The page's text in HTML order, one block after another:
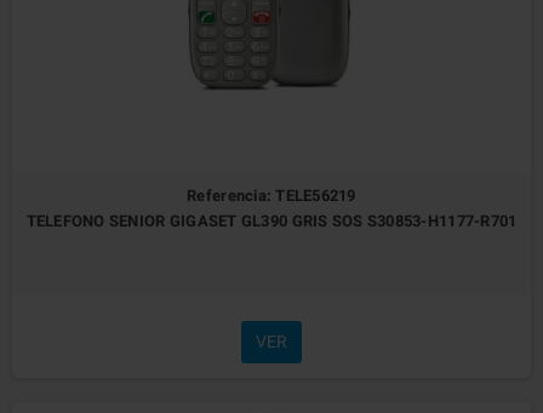
Referencia: TELE56219
TELEFONO SENIOR GIGASET GL390 GRIS SOS S30853-H1177-R701
VER